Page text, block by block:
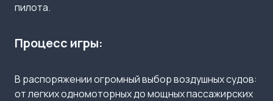
пилота.
Процесс игры:
В распоряжении огромный выбор воздушных судов:
от легких одномоторных до мощных пассажирских